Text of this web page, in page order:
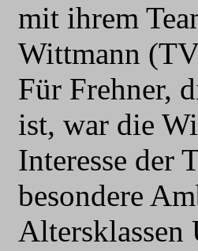
mit ihrem
Wittmann
Für Frehner,
ist, war die
Interesse der
besondere
Altersklassen